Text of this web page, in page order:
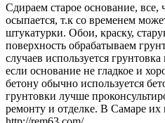
Сдираем старое основание,
осыпается, т.к со временем
штукатурки. Обои, краску,
поверхность обрабатываем
случаев используется
если основание не гладкое и
бетону обычно используется
грунтовки лучше
ремонту и отделке. В Самаре